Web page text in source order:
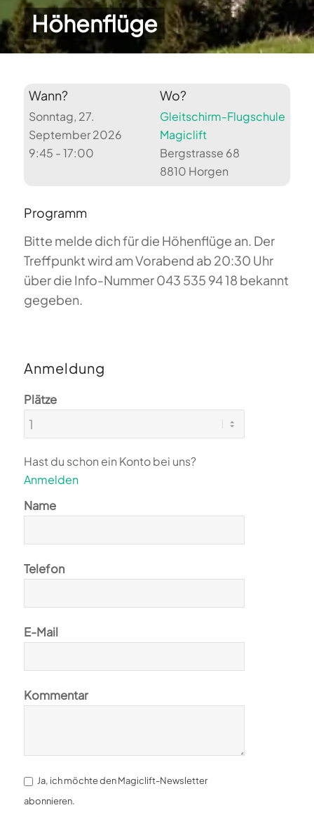
Höhenflüge
Wann?
Sonntag, 27.
September 2026
9:45 - 17:00
Wo?
Gleitschirm-Flugschule
Magiclift
Bergstrasse 68
8810 Horgen
Programm
Bitte melde dich für die Höhenflüge an. Der
Treffpunkt wird am Vorabend ab 20:30 Uhr
über die Info-Nummer 043 535 94 18 bekannt
gegeben.
Anmeldung
Plätze
Hast du schon ein Konto bei uns?
Anmelden
Name
Telefon
E-Mail
Kommentar
Ja, ich möchte den Magiclift-Newsletter
abonnieren.